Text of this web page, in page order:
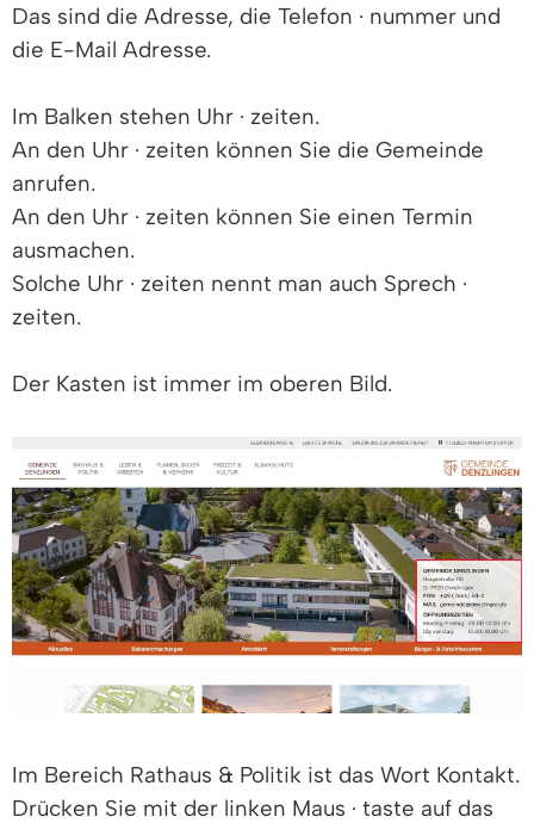
Das sind die Adresse, die Telefon · nummer und
die E-Mail Adresse.
Im Balken stehen Uhr · zeiten.
An den Uhr · zeiten können Sie die Gemeinde
anrufen.
An den Uhr · zeiten können Sie einen Termin
ausmachen.
Solche Uhr · zeiten nennt man auch Sprech ·
zeiten.
Der Kasten ist immer im oberen Bild.
Im Bereich Rathaus & Politik ist das Wort Kontakt.
Drücken Sie mit der linken Maus · taste auf das